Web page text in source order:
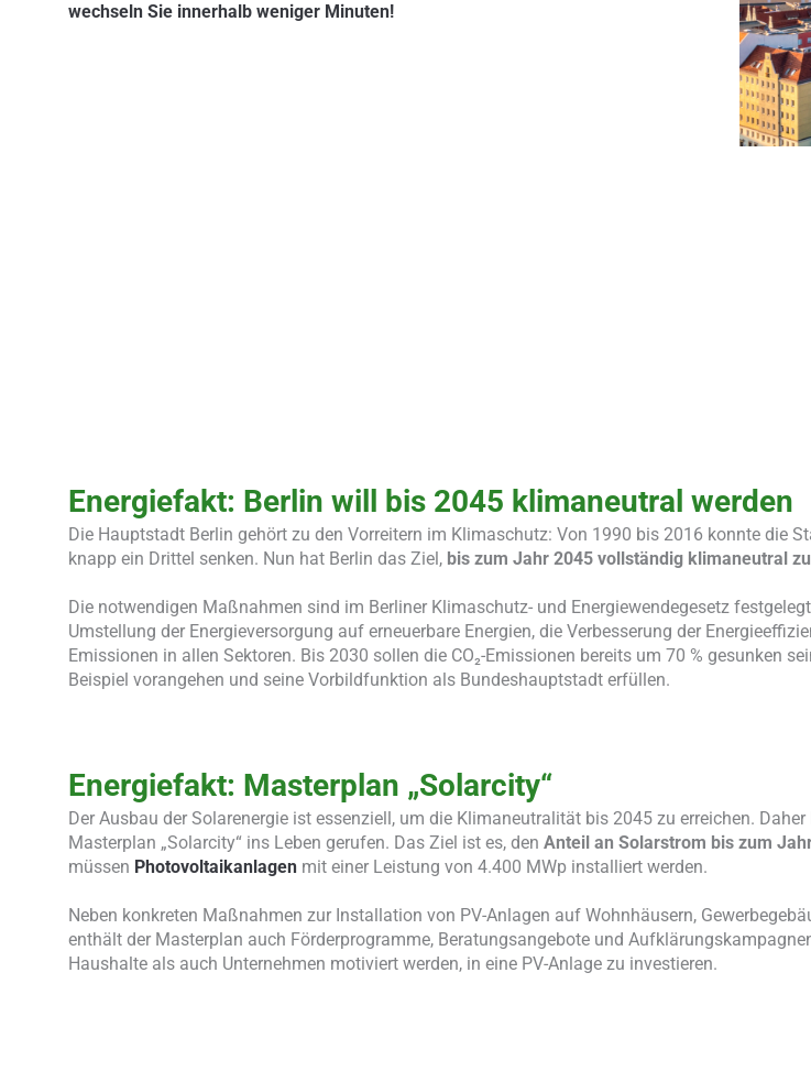
wechseln Sie innerhalb weniger Minuten!
Energiefakt: Berlin will bis 2045 klimaneutral werden
Die Hauptstadt Berlin gehört zu den Vorreitern im Klimaschutz: Von 1990 bis 2016 konnte die
knapp ein Drittel senken. Nun hat Berlin das Ziel, bis zum Jahr 2045 vollständig klimaneutral
Die notwendigen Maßnahmen sind im Berliner Klimaschutz- und Energiewendegesetz
Umstellung der Energieversorgung auf erneuerbare Energien, die Verbesserung der
Emissionen in allen Sektoren. Bis 2030 sollen die CO₂-Emissionen bereits um 70 % gesunken
Beispiel vorangehen und seine Vorbildfunktion als Bundeshauptstadt erfüllen.
Energiefakt: Masterplan „Solarcity“
Der Ausbau der Solarenergie ist essenziell, um die Klimaneutralität bis 2045 zu erreichen.
Masterplan „Solarcity“ ins Leben gerufen. Das Ziel ist es, den Anteil an Solarstrom bis zum
müssen Photovoltaikanlagen mit einer Leistung von 4.400 MWp installiert werden.
Neben konkreten Maßnahmen zur Installation von PV-Anlagen auf Wohnhäusern,
enthält der Masterplan auch Förderprogramme, Beratungsangebote und
Haushalte als auch Unternehmen motiviert werden, in eine PV-Anlage zu investieren.